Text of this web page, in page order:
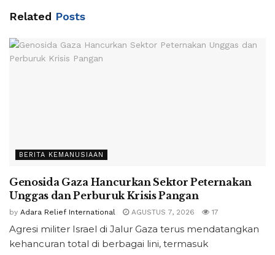
Related Posts
BERITA KEMANUSIAAN
Genosida Gaza Hancurkan Sektor Peternakan
Unggas dan Perburuk Krisis Pangan
by Adara Relief International AGUSTUS 7, 2026 17
Agresi militer Israel di Jalur Gaza terus mendatangkan
kehancuran total di berbagai lini, termasuk